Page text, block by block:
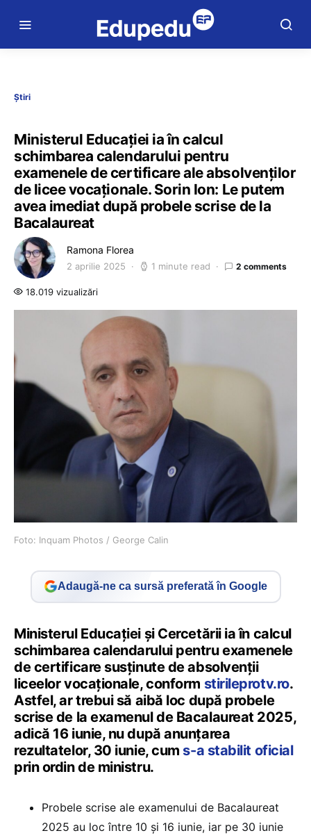
Știri
Ministerul Educației ia în calcul
schimbarea calendarului pentru
examenele de certificare ale absolvenților
de licee vocaționale. Sorin Ion: Le putem
avea imediat după probele scrise de la
Bacalaureat
Ramona Florea
2 aprilie 2025 1 minute read 2 comments
18.019 vizualizări
Foto: Inquam Photos / George Calin
Adaugă-ne ca sursă preferată în Google
Ministerul Educației și Cercetării ia în calcul
schimbarea calendarului pentru examenele
de certificare susținute de absolvenții
liceelor vocaționale, conform stirileprotv.ro.
Astfel, ar trebui să aibă loc după probele
scrise de la examenul de Bacalaureat 2025,
adică 16 iunie, nu după anunțarea
rezultatelor, 30 iunie, cum s-a stabilit oficial
prin ordin de ministru.
Probele scrise ale examenului de Bacalaureat
2025 au loc între 10 și 16 iunie, iar pe 30 iunie